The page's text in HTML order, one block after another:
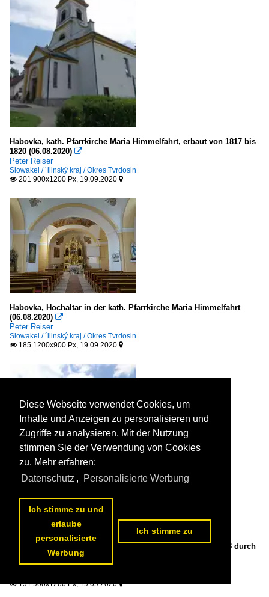
Habovka, kath. Pfarrkirche Maria Himmelfahrt, erbaut von 1817 bis
1820 (06.08.2020) 
Peter Reiser
Slowakei / ´ilinský kraj / Okres Tvrdosin
 201 900x1200 Px, 19.09.2020 
Habovka, Hochaltar in der kath. Pfarrkirche Maria Himmelfahrt
(06.08.2020) 
Peter Reiser
Slowakei / ´ilinský kraj / Okres Tvrdosin
 185 1200x900 Px, 19.09.2020 
Zuberec, Pfarrkirche St. Wendelin, erbaut von 1929 bis 1933 durch
Milan Harminc (06.08.2020)
Peter Reiser
191 900x1200 Px, 19.09.2020
Diese Webseite verwendet Cookies, um
Inhalte und Anzeigen zu personalisieren und
Zugriffe zu analysieren. Mit der Nutzung
stimmen Sie der Verwendung von Cookies
zu. Mehr erfahren:
Datenschutz , Personalisierte Werbung
Ich stimme zu und
erlaube
personalisierte
Werbung
Ich stimme zu